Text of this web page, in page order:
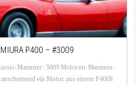
P400 – #3009
Nummer: 3009 Motoren-Nummer:
ein Motor aus einem P400S